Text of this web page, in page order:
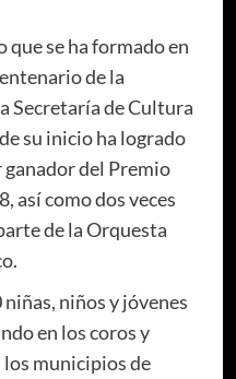
que se ha formado en
de la
Secretaría de Cultura
su inicio ha logrado
del Premio
así como dos veces
de la Orquesta
niños y jóvenes
en los coros y
los municipios de